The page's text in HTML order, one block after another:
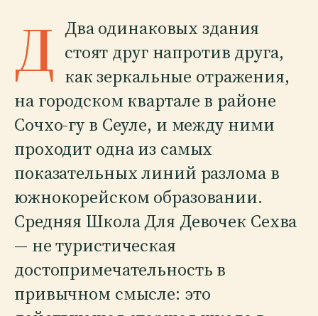
Д Два одинаковых здания
стоят друг напротив друга,
как зеркальные отражения,
на городском квартале в районе
Сочхо-гу в Сеуле, и между ними
проходит одна из самых
показательных линий разлома в
южнокорейском образовании.
Средняя Школа Для Девочек Сехва
— не туристическая
достопримечательность в
привычном смысле: это